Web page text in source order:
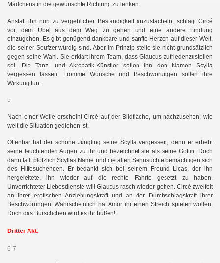
Mädchens in die gewünschte Richtung zu lenken.
Anstatt ihn nun zu vergeblicher Beständigkeit anzustacheln, schlägt Circé
vor, dem Übel aus dem Weg zu gehen und eine andere Bindung
einzugehen. Es gibt genügend dankbare und sanfte Herzen auf dieser Welt,
die seiner Seufzer würdig sind. Aber im Prinzip stelle sie nicht grundsätzlich
gegen seine Wahl. Sie erklärt ihrem Team, dass Glaucus zufriedenzustellen
sei. Die Tanz- und Akrobatik-Künstler sollen ihn den Namen Scylla
vergessen lassen. Fromme Wünsche und Beschwörungen sollen ihre
Wirkung tun.
5
Nach einer Weile erscheint Circé auf der Bildfläche, um nachzusehen, wie
weit die Situation gediehen ist.
Offenbar hat der schöne Jüngling seine Scylla vergessen, denn er erhebt
seine leuchtenden Augen zu ihr und bezeichnet sie als seine Göttin. Doch
dann fällt plötzlich Scyllas Name und die alten Sehnsüchte bemächtigen sich
des Hilfesuchenden. Er bedankt sich bei seinem Freund Licas, der ihn
hergeleitete, ihn wieder auf die rechte Fährte gesetzt zu haben.
Unverrichteter Liebesdienste will Glaucus rasch wieder gehen. Circé zweifelt
an ihrer erotischen Anziehungskraft und an der Durchschlagskraft ihrer
Beschwörungen. Wahrscheinlich hat Amor ihr einen Streich spielen wollen.
Doch das Bürschchen wird es ihr büßen!
Dritter Akt:
6-7